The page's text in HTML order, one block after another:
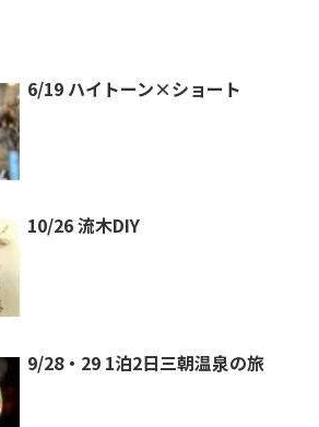
6/19 ハイトーン×ショート
10/26 流木DIY
9/28・29 1泊2日三朝温泉の旅